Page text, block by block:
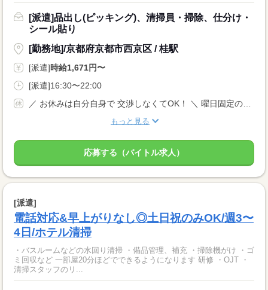
[派遣]品出し(ピッキング)、清掃員・掃除、仕分け・
シール貼り
[勤務地]/京都府京都市西京区 / 桂駅
[派遣]時給1,671円〜
[派遣]16:30〜22:00
もっと見る
応募する（バイトル求人）
[派遣]
電話対応&早上がりなし◎土日祝のみOK/週3〜
4日/ホテル清掃
・バスルームなどの水回り清掃 ・備品管理、補充 ・掃除機がけ ・ゴ
ミ回収など 一部屋20分ほどでできるようになります 研修 ・OJT ・
清掃スタッフのリ...